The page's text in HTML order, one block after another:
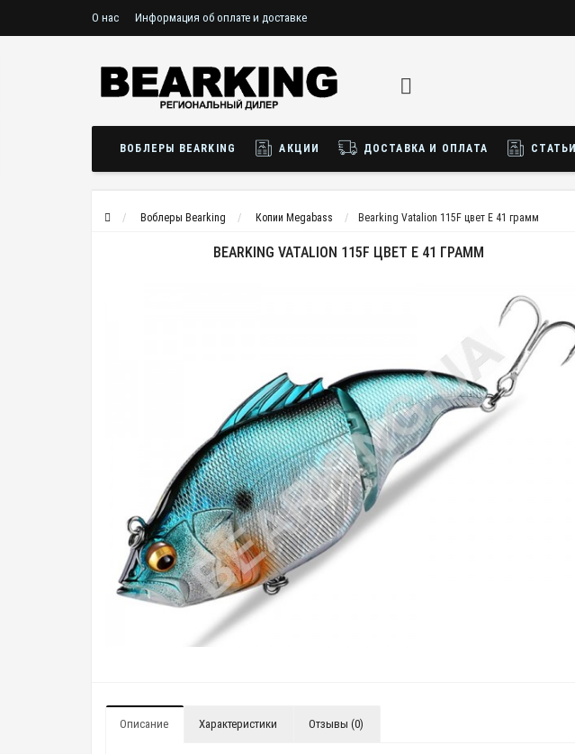
О нас Информация об оплате и доставке
ВОБЛЕРЫ BEARKING АКЦИИ ДОСТАВКА И ОПЛАТА СТАТЬИ
Воблеры Bearking Копии Megabass Bearking Vatalion 115F цвет E 41 грамм
BEARKING VATALION 115F ЦВЕТ E 41 ГРАММ
Описание Характеристики Отзывы (0)